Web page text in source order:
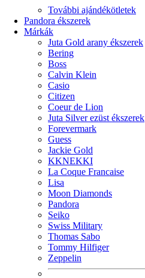
További ajándékötletek
Pandora ékszerek
Márkák
Juta Gold arany ékszerek
Bering
Boss
Calvin Klein
Casio
Citizen
Coeur de Lion
Juta Silver ezüst ékszerek
Forevermark
Guess
Jackie Gold
KKNEKKI
La Coque Francaise
Lisa
Moon Diamonds
Pandora
Seiko
Swiss Military
Thomas Sabo
Tommy Hilfiger
Zeppelin